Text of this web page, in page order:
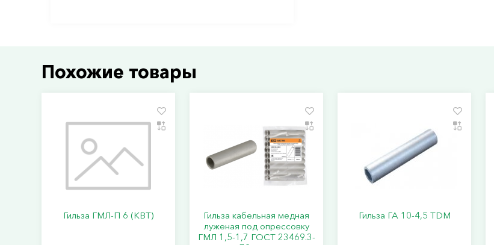
Похожие товары
Гильза ГМЛ-П 6 (КВТ)
Гильза кабельная медная
луженая под опрессовку
ГМЛ 1,5-1,7 ГОСТ 23469.3-
Гильза ГА 10-4,5 TDM